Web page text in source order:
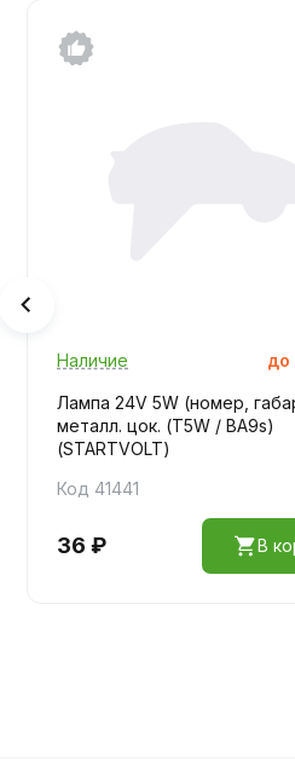
Наличие до
Лампа 24V 5W (номер,
металл. цок. (T5W / BA9s)
(STARTVOLT)
Код 41441
36 ₽ В